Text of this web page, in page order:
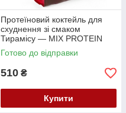
Протеїновий коктейль для
схуднення зі смаком
Тирамісу — MIX PROTEIN
CONTROL, Чойс Choice, 145
г/5 Порцій
Готово до відправки
510 ₴
Купити